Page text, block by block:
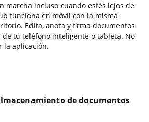
marcha incluso cuando estés lejos de
funciona en móvil con la misma
Edita, anota y firma documentos
de tu teléfono inteligente o tableta. No
la aplicación.
de documentos